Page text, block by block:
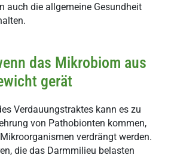
auch die allgemeine Gesundheit
das Mikrobiom aus
gerät
Verdauungstraktes kann es zu
von Pathobionten kommen,
verdrängt werden.
die das Darmmilieu belasten